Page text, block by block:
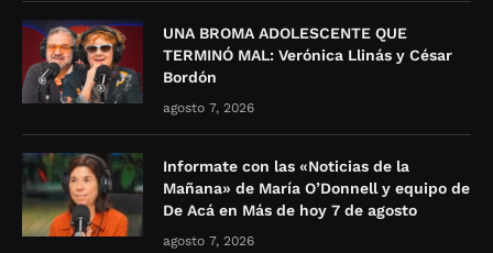
UNA BROMA ADOLESCENTE QUE
TERMINÓ MAL: Verónica Llinás y César
Bordón
agosto 7, 2026
Informate con las «Noticias de la
Mañana» de María O’Donnell y equipo de
De Acá en Más de hoy 7 de agosto
agosto 7, 2026